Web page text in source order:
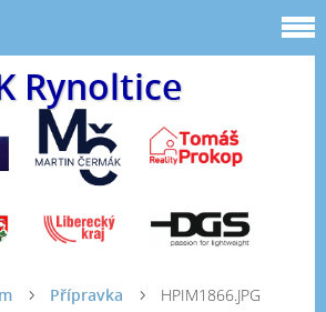
Rynoltice
Přípravka
HPIM1866.JPG